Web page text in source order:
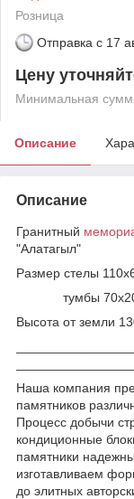
Розница
Отправка с 17
Цену
Минимальная
Описание
Описание
Гранитный
"Алатагыл"
Размер стелы
тумбы
Высота от земли
Наша компания
памятников
Процесс добычи
кондиционные
памятники
изготавливаем
до элитных